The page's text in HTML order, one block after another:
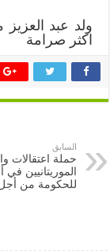
ولد عبد
اكثر صرامة
السابق
حملة اعتقالات
الموريتانيين في
للحكومة من